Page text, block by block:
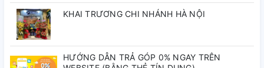
Mặt kính
Mặt kính khoáng
Mặt sau
KHAI TRƯƠNG CHI NHÁNH HÀ NỘI
HƯỚNG DẪN TRẢ GÓP 0% NGAY TRÊN